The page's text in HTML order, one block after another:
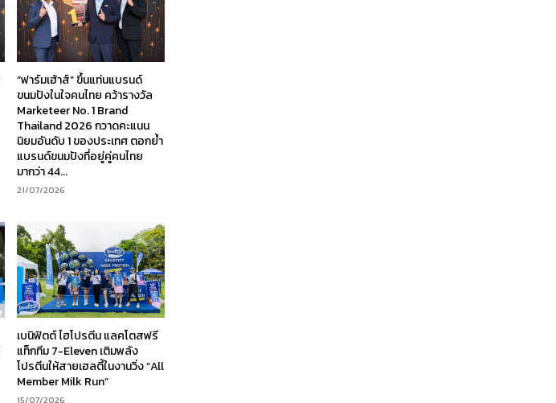
“ฟาร์มเฮ้าส์” ขึ้นแท่นแบรนด์
ขนมปังในใจคนไทย คว้ารางวัล
Marketeer No. 1 Brand
Thailand 2026 กวาดคะแนน
นิยมอันดับ 1 ของประเทศ ตอกย้ำ
แบรนด์ขนมปังที่อยู่คู่คนไทย
มากว่า 44...
21/07/2026
เบนิฟิตต์ ไฮโปรตีน แลคโตสฟรี
แท็กทีม 7-Eleven เติมพลัง
โปรตีนให้สายเฮลตี้ในงานวิ่ง “All
Member Milk Run”
15/07/2026